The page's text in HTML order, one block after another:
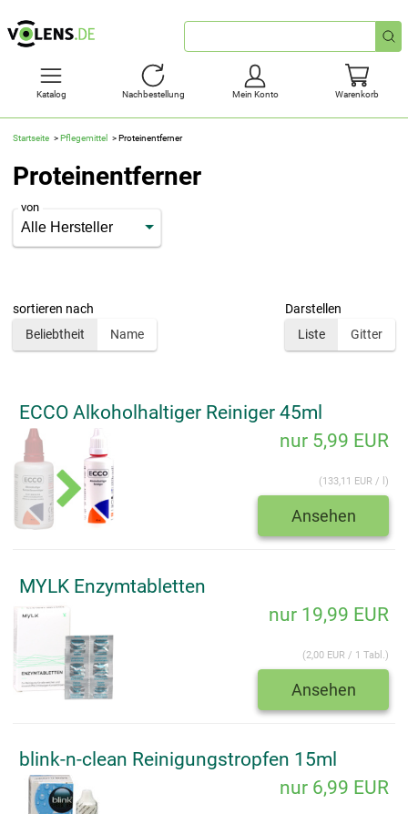
Schnellsuche
Katalog Nachbestellung Mein Konto Warenkorb
Startseite Pflegemittel Proteinentferner
Proteinentferner
von
sortieren nach
Beliebtheit
Name
Darstellen
Liste
Gitter
ECCO Alkoholhaltiger Reiniger 45ml
nur 5,99 EUR
(133,11 EUR / l)
Ansehen
MYLK Enzymtabletten
nur 19,99 EUR
(2,00 EUR / 1 Tabl.)
Ansehen
blink-n-clean Reinigungstropfen 15ml
nur 6,99 EUR